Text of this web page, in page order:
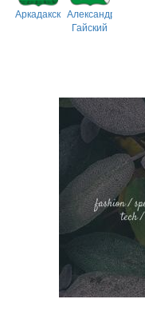
АркадакскийАлександрово-
Гайский